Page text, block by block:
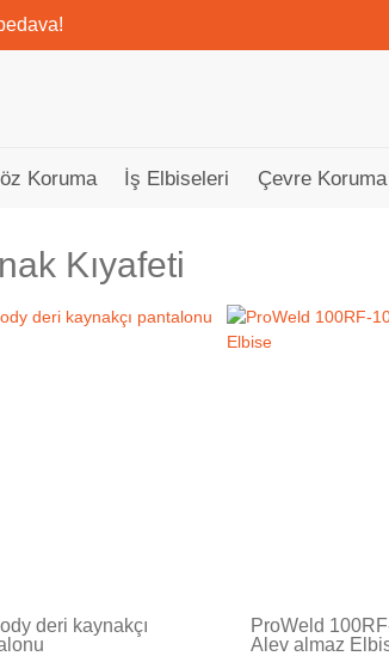
Koruma İş Elbiseleri Çevre Koruma
Kıyafeti
deri kaynakçı
ProWeld
Alev almaz